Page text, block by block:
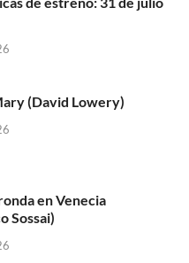
(David Lowery)
en Venecia
Sossai)